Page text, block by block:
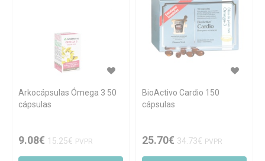
Arkocápsulas Ómega 3 50
cápsulas
9.08€ 15.25€ PVPR
BioActivo Cardio 150
cápsulas
25.70€ 34.73€ PVPR